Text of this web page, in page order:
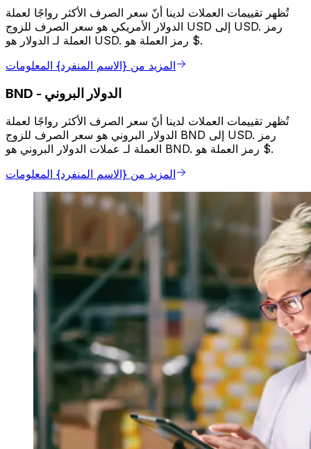
تُظهر تقييمات العملات لدينا أنّ سعر الصرف الأكثر رواجًا لعملة
الدولار الأمريكي هو سعر الصرف للزوج USD إلى USD. رمز
العملة لـ الدولار هو USD. رمز العملة هو $.
المزيد من {الاسم المنفرد} المعلومات
BND - الدولار البروني
تُظهر تقييمات العملات لدينا أنّ سعر الصرف الأكثر رواجًا لعملة
الدولار البروني هو سعر الصرف للزوج BND إلى USD. رمز
العملة لـ عملات الدولار البروني هو BND. رمز العملة هو $.
المزيد من {الاسم المنفرد} المعلومات